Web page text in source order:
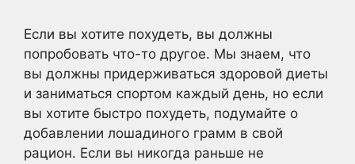
Если вы хотите похудеть, вы должны
попробовать что-то другое. Мы знаем, что
вы должны придерживаться здоровой диеты
и заниматься спортом каждый день, но если
вы хотите быстро похудеть, подумайте о
добавлении лошадиного грамм в свой
рацион. Если вы никогда раньше не